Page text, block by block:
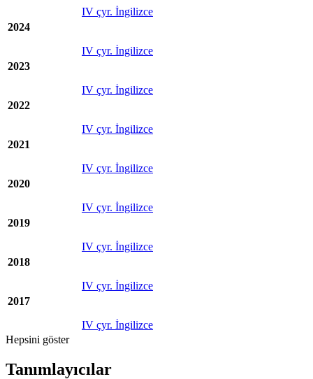
IV çyr. İngilizce
2024
IV çyr. İngilizce
2023
IV çyr. İngilizce
2022
IV çyr. İngilizce
2021
IV çyr. İngilizce
2020
IV çyr. İngilizce
2019
IV çyr. İngilizce
2018
IV çyr. İngilizce
2017
IV çyr. İngilizce
Hepsini göster
Tanımlayıcılar